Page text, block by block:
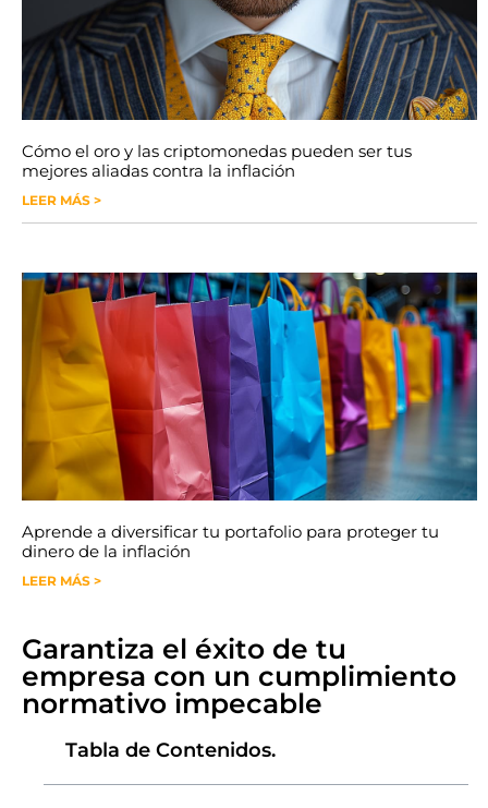
Cómo el oro y las criptomonedas pueden ser tus
mejores aliadas contra la inflación
LEER MÁS >
Aprende a diversificar tu portafolio para proteger tu
dinero de la inflación
LEER MÁS >
Garantiza el éxito de tu
empresa con un cumplimiento
normativo impecable
Tabla de Contenidos.